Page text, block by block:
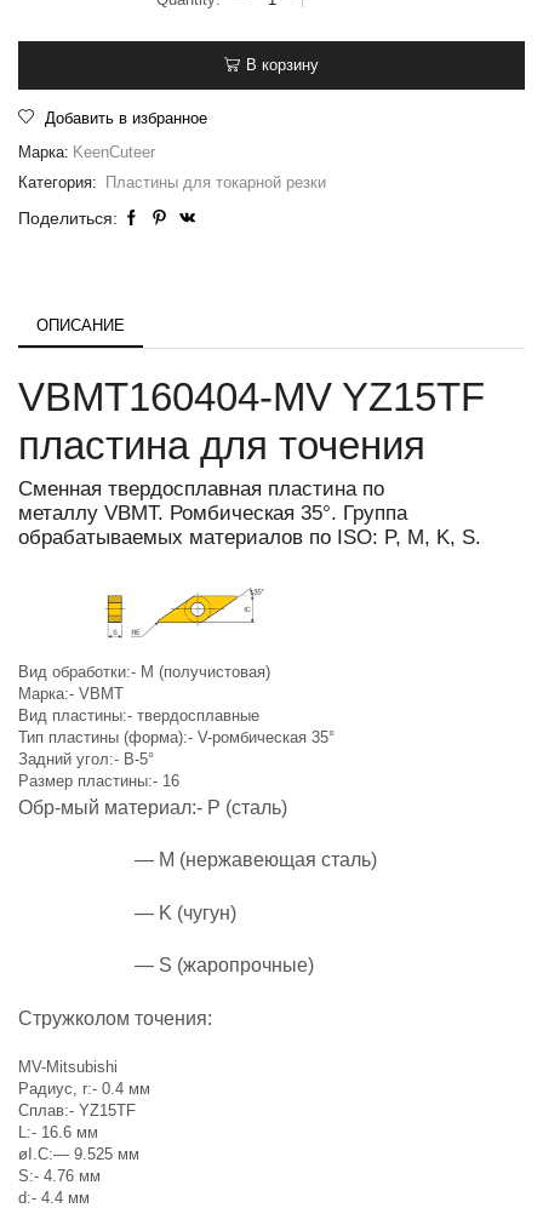
В корзину
Добавить в избранное
Марка: KeenCuteer
Категория: Пластины для токарной резки
Поделиться:
ОПИСАНИЕ
VBMT160404-MV YZ15TF
пластина для точения
Сменная твердосплавная пластина по
металлу VBMT. Ромбическая 35°. Группа
обрабатываемых материалов по ISO: P, M, K, S.
Вид обработки:- M (получистовая)
Марка:- VBMT
Вид пластины:- твердосплавные
Тип пластины (форма):- V-ромбическая 35°
Задний угол:- B-5°
Размер пластины:- 16
Обр-мый материал:- P (сталь)
— M (нержавеющая сталь)
— K (чугун)
— S (жаропрочные)
Стружколом точения:
MV-Mitsubishi
Радиус, r:- 0.4 мм
Сплав:- YZ15TF
L:- 16.6 мм
øI.C:— 9.525 мм
S:- 4.76 мм
d:- 4.4 мм